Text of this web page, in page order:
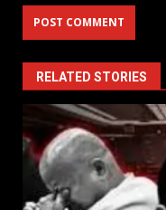
RELATED STORIES